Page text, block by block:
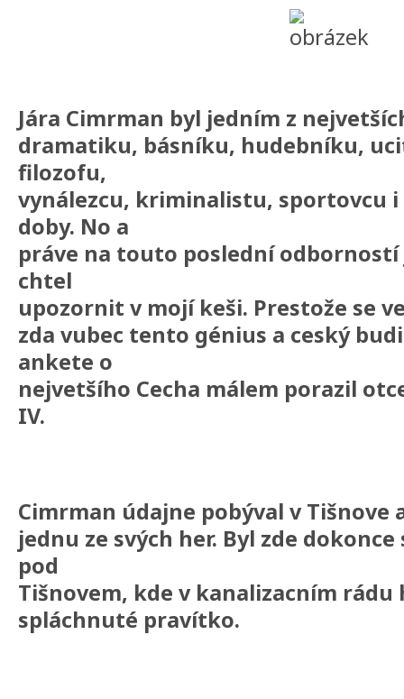
Jára Cimrman byl jedním z
dramatiku, básníku, hudebníku,
filozofu,
vynálezcu, kriminalistu, sportovcu
doby. No a
práve na touto poslední
chtel
upozornit v mojí keši. Prestože se
zda vubec tento génius a ceský
ankete o
nejvetšího Cecha málem porazil
IV.
Cimrman údajne pobýval v
jednu ze svých her. Byl zde
pod
Tišnovem, kde v kanalizacním rádu
spláchnuté pravítko.